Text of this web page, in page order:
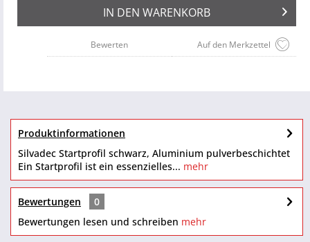
IN DEN WARENKORB
Auf den Merkzettel
Bewerten
Produktinformationen
Silvadec Startprofil schwarz, Aluminium pulverbeschichtet
Ein Startprofil ist ein essenzielles... mehr
Bewertungen
0
Bewertungen lesen und schreiben mehr